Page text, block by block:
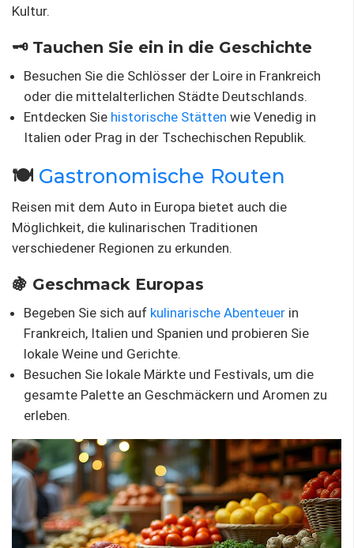
Kultur.
🗝 Tauchen Sie ein in die Geschichte
Besuchen Sie die Schlösser der Loire in Frankreich
oder die mittelalterlichen Städte Deutschlands.
Entdecken Sie historische Stätten wie Venedig in
Italien oder Prag in der Tschechischen Republik.
🍽 Gastronomische Routen
Reisen mit dem Auto in Europa bietet auch die
Möglichkeit, die kulinarischen Traditionen
verschiedener Regionen zu erkunden.
🍇 Geschmack Europas
Begeben Sie sich auf kulinarische Abenteuer in
Frankreich, Italien und Spanien und probieren Sie
lokale Weine und Gerichte.
Besuchen Sie lokale Märkte und Festivals, um die
gesamte Palette an Geschmäckern und Aromen zu
erleben.